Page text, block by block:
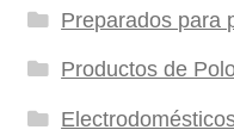
Preparados para
Productos de